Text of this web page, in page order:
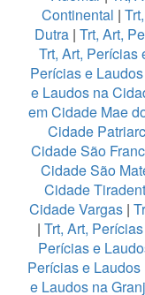
Continental |
Dutra | Trt, Art,
Trt, Art,
Perícias e
e Laudos na
em Cidade Mae
Cidade
Cidade São
Cidade São
Cidade
Cidade Vargas |
| Trt, Art,
Perícias e
Perícias e
e Laudos na